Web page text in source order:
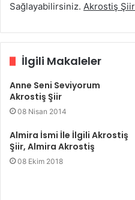
Sağlayabilirsiniz. Akrostiş
İlgili Makaleler
Anne Seni Seviyorum
Akrostiş Şiir
08 Nisan 2014
Almira İsmi İle İlgili Akrostiş
Şiir, Almira Akrostiş
08 Ekim 2018